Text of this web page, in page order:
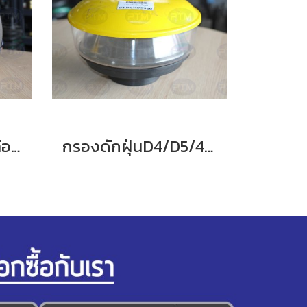
ชุดกรองอากาศ 10ล้อ HINO VICTOR กรองดักฝุ่นD4/D5/4M0310